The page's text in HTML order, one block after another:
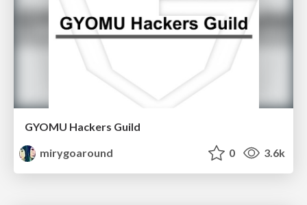
GYOMU Hackers Guild
mirygoaround
0 3.6k